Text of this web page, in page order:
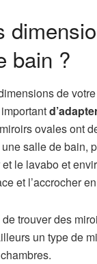
bain ?
de
ovales ont
salle de bain,
le lavabo et
et l’accrocher en
trouver des
un type de